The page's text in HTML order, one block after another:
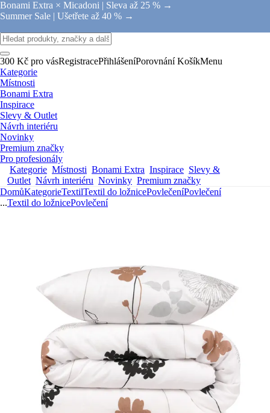
Bonami Extra × Micadoni | Sleva až 25 % →
Summer Sale | Ušetřete až 40 % →
300 Kč pro vásRegistracePřihlášeníPorovnání KošíkMenu
Kategorie
Místnosti
Bonami Extra
Inspirace
Slevy & Outlet
Návrh interiéru
Novinky
Premium značky
Pro profesionály
Kategorie Místnosti Bonami Extra Inspirace Slevy &
Outlet Návrh interiéru Novinky Premium značky
DomůKategorieTextilTextil do ložnicePovlečeníPovlečení
...Textil do ložnicePovlečení